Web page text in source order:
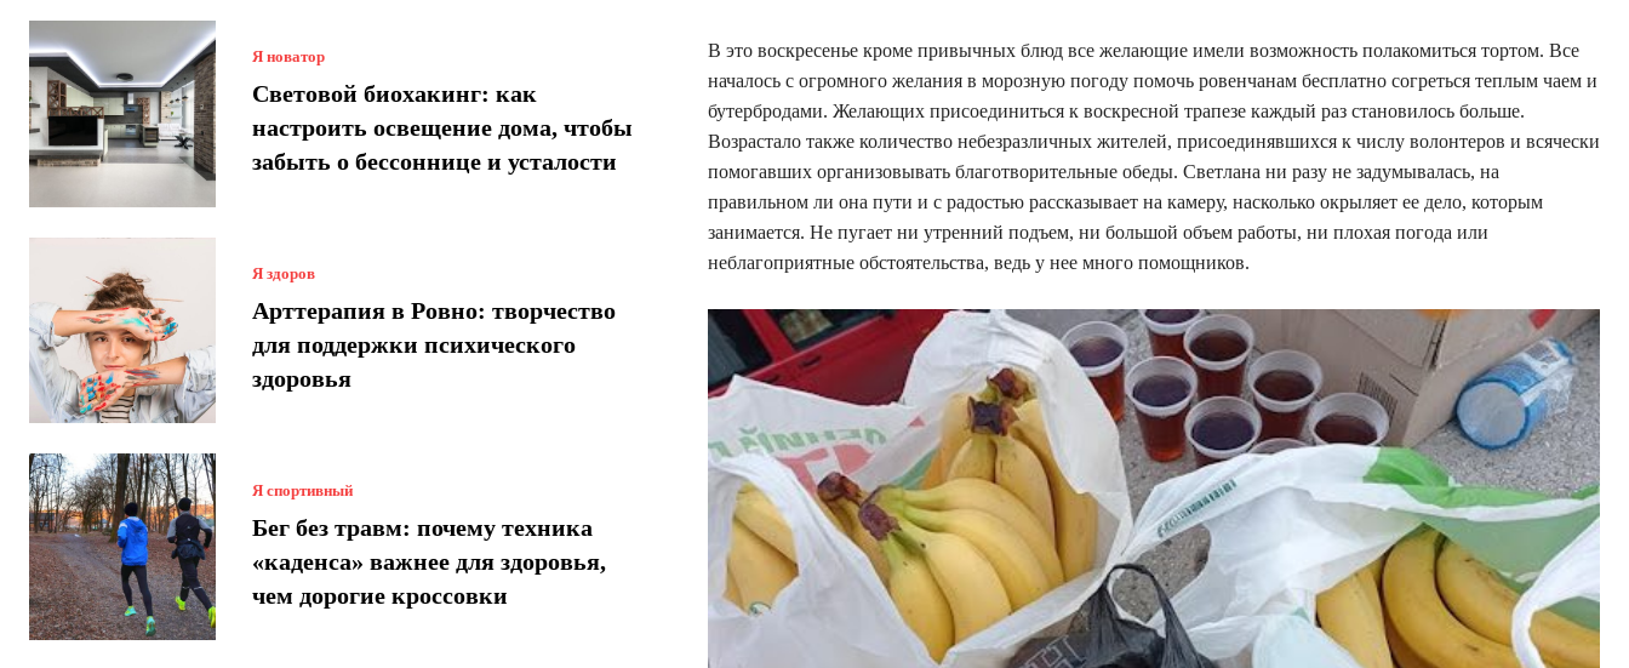
Я новатор
Световой биохакинг: как
настроить освещение дома, чтобы
забыть о бессоннице и усталости
Я здоров
Арттерапия в Ровно: творчество
для поддержки психического
здоровья
Я спортивный
Бег без травм: почему техника
«каденса» важнее для здоровья,
чем дорогие кроссовки
В это воскресенье кроме привычных блюд все желающие имели возможность полакомиться тортом. Все
началось с огромного желания в морозную погоду помочь ровенчанам бесплатно согреться теплым чаем и
бутербродами. Желающих присоединиться к воскресной трапезе каждый раз становилось больше.
Возрастало также количество небезразличных жителей, присоединявшихся к числу волонтеров и всячески
помогавших организовывать благотворительные обеды. Светлана ни разу не задумывалась, на
правильном ли она пути и с радостью рассказывает на камеру, насколько окрыляет ее дело, которым
занимается. Не пугает ни утренний подъем, ни большой объем работы, ни плохая погода или
неблагоприятные обстоятельства, ведь у нее много помощников.